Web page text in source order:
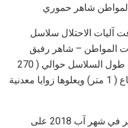
آليات الاحتلال سلاسل
المواطن – شاهر رفيق
الحموري- في نفس المنطقة، ويبلغ طول السلاسل حوالي ( 270
مترا)، وهي مبنية من الحجارة بارتفاع ( 1 متر) ويعلوها زوايا معدنية
وأشار المواطن المتضرر بأنه قد عثر في شهر آب 2018 على